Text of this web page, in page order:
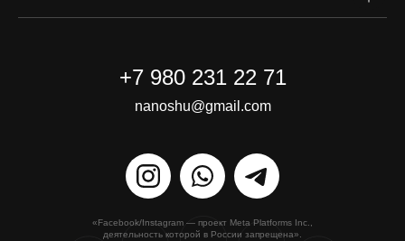
«Facebook/Instagram — проект Meta Platforms Inc.,
деятельность которой в России запрещена».
+7 980 231 22 71
nanoshu@gmail.com